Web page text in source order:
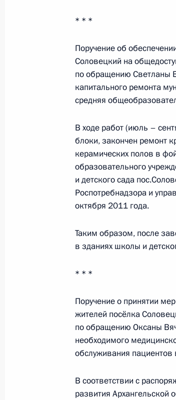
Президент России
Телефонный разговор
с Президентом ОАЭ
Заидом Аль Нахайяном
7 августа 2026 года, 12:50
Обращение к
Российско-Киргизского
экономического форума
межрегиональной
События и поездки
Администрация
* * *
Поручение об
Соловецкий на
по обращению Светланы
капитального ремонта
средняя
В ходе работ (июль –
блоки, закончен ремонт
керамических полов в
образовательного
и детского сада
Роспотребнадзора и
октября 2011 года.
Таким образом, после
в зданиях школы и
* * *
Поручение о принятии
жителей посёлка
по обращению Оксаны
необходимого
обслуживания пациентов
В соответствии с
развития